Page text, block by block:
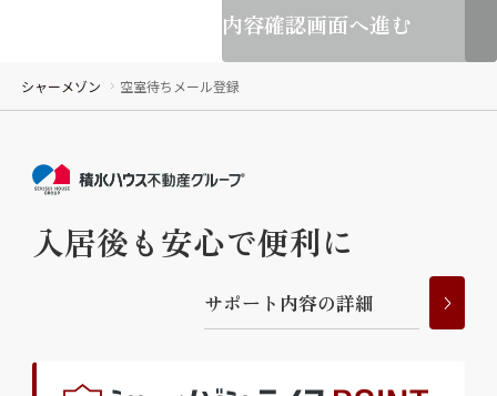
内容確認画面へ進む
シャーメゾン 空室待ちメール登録
入居後も安心で便利に
サポー ト 内容の詳細